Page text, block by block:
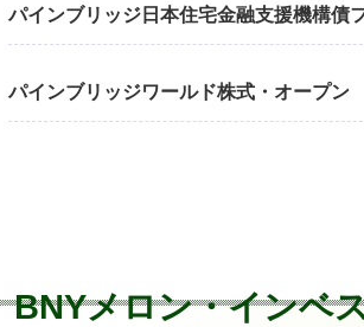
パインブリッジ日本住宅金融支援機構債
パインブリッジワールド株式・オープン
BNYメロン・インベ